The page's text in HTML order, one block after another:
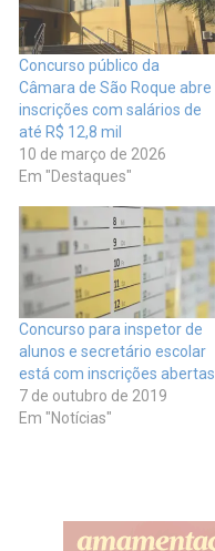
Concurso público da
Câmara de São Roque abre
inscrições com salários de
até R$ 12,8 mil
10 de março de 2026
Em "Destaques"
Concurso para inspetor de
alunos e secretário escolar
está com inscrições abertas
7 de outubro de 2019
Em "Notícias"